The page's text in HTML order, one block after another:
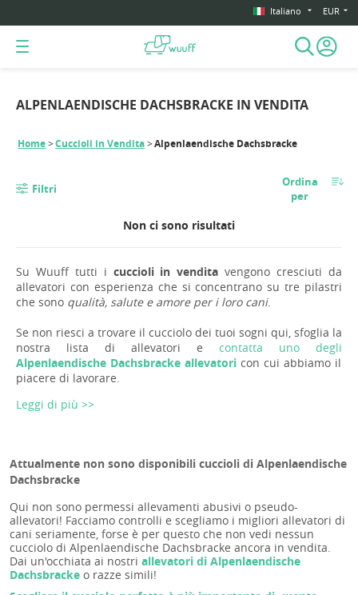
Italiano EUR
ALPENLAENDISCHE DACHSBRACKE IN VENDITA
Home Cuccioli in Vendita Alpenlaendische Dachsbracke
Filtri
Ordina
per
Non ci sono risultati
Su Wuuff tutti i cuccioli in vendita vengono cresciuti da
allevatori con esperienza che si concentrano su tre pilastri
che sono qualità, salute e amore per i loro cani.
Se non riesci a trovare il cucciolo dei tuoi sogni qui, sfoglia la
nostra lista di allevatori e contatta uno degli
Alpenlaendische Dachsbracke allevatori con cui abbiamo il
piacere di lavorare.
Leggi di più >>
Attualmente non sono disponibili cuccioli di Alpenlaendische
Dachsbracke
Qui non sono permessi allevamenti abusivi o pseudo-
allevatori! Facciamo controlli e scegliamo i migliori allevatori di
cani seriamente, forse è per questo che non vedi nessun
cucciolo di Alpenlaendische Dachsbracke ancora in vendita.
Dai un'occhiata ai nostri allevatori di Alpenlaendische
Dachsbracke o razze simili!